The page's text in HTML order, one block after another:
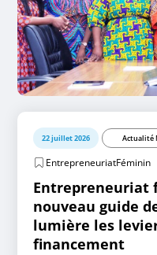
22 juillet 2026 Actualité
EntrepreneuriatFéminin
Entrepreneuriat
nouveau guide
lumière les
financement